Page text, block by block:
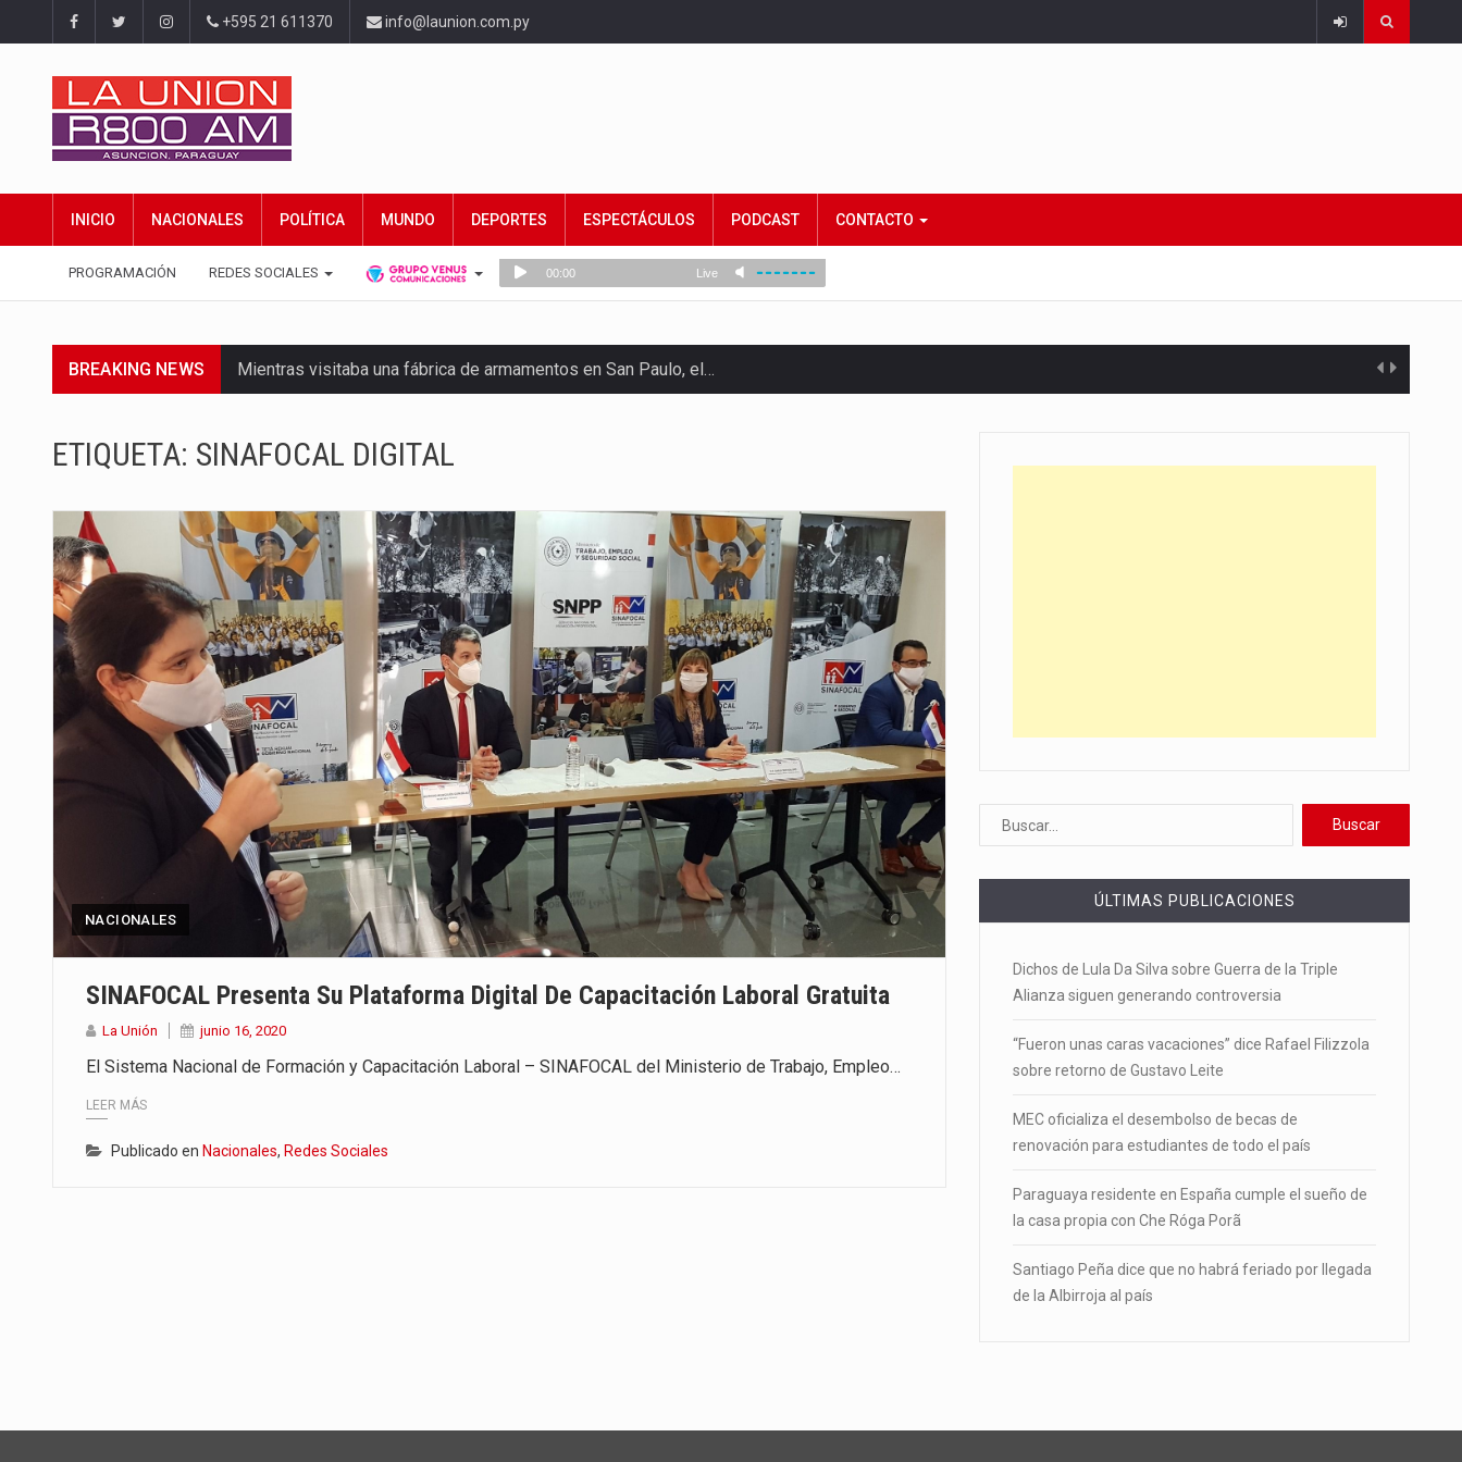
+595 21 611370 info@launion.com.py
INICIO NACIONALES POLÍTICA MUNDO DEPORTES ESPECTÁCULOS PODCAST CONTACTO
PROGRAMACIÓN REDES SOCIALES
BREAKING NEWS Mientras visitaba una fábrica de armamentos en San Paulo, el…
El Ministerio de Educación y Ciencias (MEC) ha confirmado la…
Para Tania, una paraguaya de 33 años que reside en…
El presidente de la República se encontraba en el aeropuerto…
Una familia atravesó momentos de extrema tensión durante la madrugada…
Fretes se refirió concretamente al recorrido que realizó este jueves…
“La situación no está tan mala en el Ministerio de…
El amanecer de este miércoles se caracteriza por un ambiente…
Hace casi dos meses que Rivas dejó el Senado y,…
ETIQUETA: SINAFOCAL DIGITAL
NACIONALES
SINAFOCAL Presenta Su Plataforma Digital De Capacitación Laboral Gratuita
La Unión junio 16, 2020
El Sistema Nacional de Formación y Capacitación Laboral – SINAFOCAL del Ministerio de Trabajo, Empleo…
LEER MÁS
Publicado en Nacionales, Redes Sociales
ÚLTIMAS PUBLICACIONES
Dichos de Lula Da Silva sobre Guerra de la Triple
Alianza siguen generando controversia
“Fueron unas caras vacaciones” dice Rafael Filizzola
sobre retorno de Gustavo Leite
MEC oficializa el desembolso de becas de
renovación para estudiantes de todo el país
Paraguaya residente en España cumple el sueño de
la casa propia con Che Róga Porã
Santiago Peña dice que no habrá feriado por llegada
de la Albirroja al país